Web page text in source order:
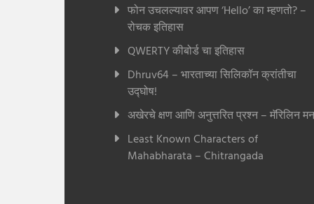
फोन उचलल्यावर आपण ‘Hello’ का म्हणतो? –
रोचक इतिहास
QWERTY कीबोर्ड चा इतिहास
Dhruv64 – भारताच्या सिलिकॉन क्रांतीचा
उद्घोष!
अखेरचे क्षण आणि अनुत्तरित प्रश्न – मॅरिलिन
Least Known Characters of
Mahabharata – Chitrangada